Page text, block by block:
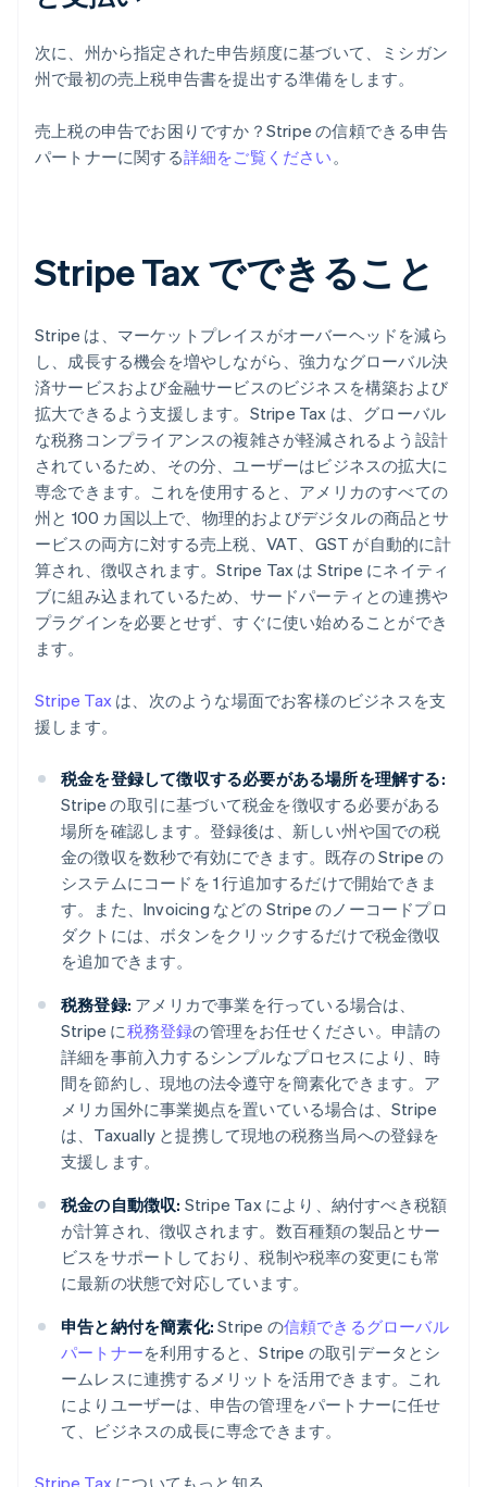
次に、州から指定された申告頻度に基づいて、ミシガン
州で最初の売上税申告書を提出する準備をします。
売上税の申告でお困りですか？Stripe の信頼できる申告
パートナーに関する詳細をご覧ください。
Stripe Tax でできること
Stripe は、マーケットプレイスがオーバーヘッドを減ら
し、成長する機会を増やしながら、強力なグローバル決
済サービスおよび金融サービスのビジネスを構築および
拡大できるよう支援します。Stripe Tax は、グローバル
な税務コンプライアンスの複雑さが軽減されるよう設計
されているため、その分、ユーザーはビジネスの拡大に
専念できます。これを使用すると、アメリカのすべての
州と 100 カ国以上で、物理的およびデジタルの商品とサ
ービスの両方に対する売上税、VAT、GST が自動的に計
算され、徴収されます。Stripe Tax は Stripe にネイティ
ブに組み込まれているため、サードパーティとの連携や
プラグインを必要とせず、すぐに使い始めることができ
ます。
Stripe Tax は、次のような場面でお客様のビジネスを支
援します。
税金を登録して徴収する必要がある場所を理解する:
Stripe の取引に基づいて税金を徴収する必要がある
場所を確認します。登録後は、新しい州や国での税
金の徴収を数秒で有効にできます。既存の Stripe の
システムにコードを 1 行追加するだけで開始できま
す。また、Invoicing などの Stripe のノーコードプロ
ダクトには、ボタンをクリックするだけで税金徴収
を追加できます。
税務登録: アメリカで事業を行っている場合は、
Stripe に税務登録の管理をお任せください。申請の
詳細を事前入力するシンプルなプロセスにより、時
間を節約し、現地の法令遵守を簡素化できます。ア
メリカ国外に事業拠点を置いている場合は、Stripe
は、Taxually と提携して現地の税務当局への登録を
支援します。
税金の自動徴収: Stripe Tax により、納付すべき税額
が計算され、徴収されます。数百種類の製品とサー
ビスをサポートしており、税制や税率の変更にも常
に最新の状態で対応しています。
申告と納付を簡素化: Stripe の信頼できるグローバル
パートナーを利用すると、Stripe の取引データとシ
ームレスに連携するメリットを活用できます。これ
によりユーザーは、申告の管理をパートナーに任せ
て、ビジネスの成長に専念できます。
English
アメリカ
English Español 简体中文
アラブ首長国連邦
English
イギリス
English
イタリア
インド
English
エストニア
English
オーストラリア
オーストリア
DeutschEnglish
オランダ
English
カナダ
English Français
English